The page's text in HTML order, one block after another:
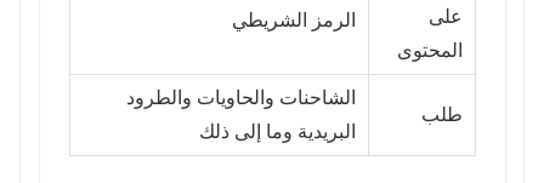
على
المحتوى
الرمز الشريطي
طلب
الشاحنات والحاويات والطرود
البريدية وما إلى ذلك